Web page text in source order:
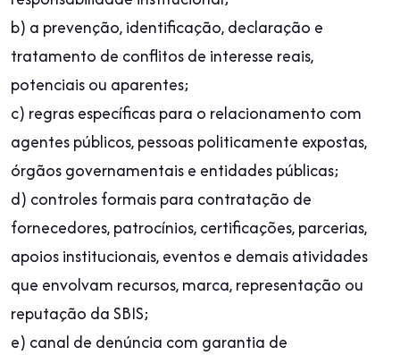
b) a prevenção, identificação, declaração e
tratamento de conflitos de interesse reais,
potenciais ou aparentes;
c) regras específicas para o relacionamento com
agentes públicos, pessoas politicamente expostas,
órgãos governamentais e entidades públicas;
d) controles formais para contratação de
fornecedores, patrocínios, certificações, parcerias,
apoios institucionais, eventos e demais atividades
que envolvam recursos, marca, representação ou
reputação da SBIS;
e) canal de denúncia com garantia de